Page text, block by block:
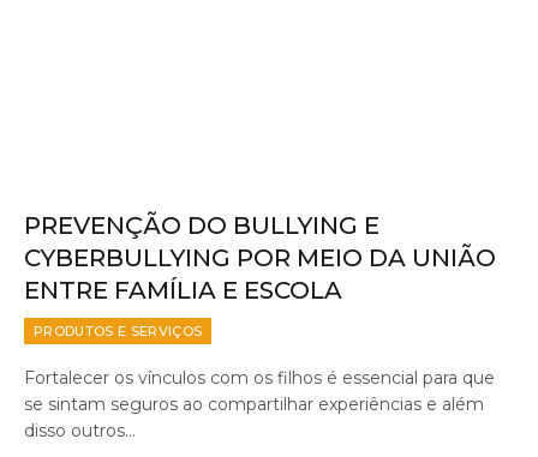
PREVENÇÃO DO BULLYING E
CYBERBULLYING POR MEIO DA UNIÃO
ENTRE FAMÍLIA E ESCOLA
PRODUTOS E SERVIÇOS
Fortalecer os vínculos com os filhos é essencial para que
se sintam seguros ao compartilhar experiências e além
disso outros…